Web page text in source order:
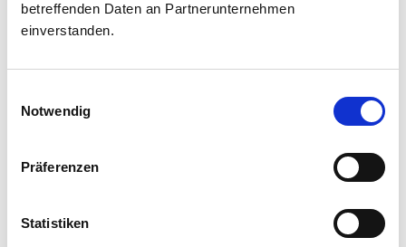
betreffenden Daten an Partnerunternehmen
einverstanden.
Notwendig
Präferenzen
Statistiken
territorio? Iscriviti alla
newsletter dei prodotti
di qualità dell’Alto
aggiornato.